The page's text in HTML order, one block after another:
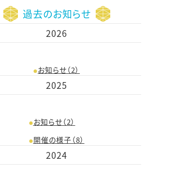
過去のお知らせ
2026
お知らせ（2）
2025
お知らせ（2）
開催の様子（8）
2024